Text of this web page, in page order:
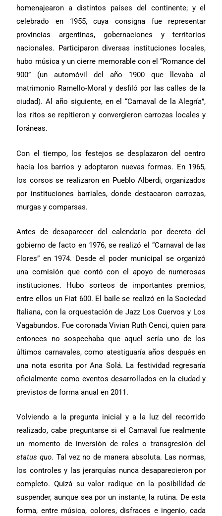
homenajearon a distintos países del continente; y el
celebrado en 1955, cuya consigna fue representar
provincias argentinas, gobernaciones y territorios
nacionales. Participaron diversas instituciones locales,
hubo música y un cierre memorable con el “Romance del
900” (un automóvil del año 1900 que llevaba al
matrimonio Ramello-Moral y desfiló por las calles de la
ciudad). Al año siguiente, en el “Carnaval de la Alegría”,
los ritos se repitieron y convergieron carrozas locales y
foráneas.
Con el tiempo, los festejos se desplazaron del centro
hacia los barrios y adoptaron nuevas formas. En 1965,
los corsos se realizaron en Pueblo Alberdi, organizados
por instituciones barriales, donde destacaron carrozas,
murgas y comparsas.
Antes de desaparecer del calendario por decreto del
gobierno de facto en 1976, se realizó el “Carnaval de las
Flores” en 1974. Desde el poder municipal se organizó
una comisión que contó con el apoyo de numerosas
instituciones. Hubo sorteos de importantes premios,
entre ellos un Fiat 600. El baile se realizó en la Sociedad
Italiana, con la orquestación de Jazz Los Cuervos y Los
Vagabundos. Fue coronada Vivian Ruth Cenci, quien para
entonces no sospechaba que aquel sería uno de los
últimos carnavales, como atestiguaría años después en
una nota escrita por Ana Solá. La festividad regresaría
oficialmente como eventos desarrollados en la ciudad y
previstos de forma anual en 2011.
Volviendo a la pregunta inicial y a la luz del recorrido
realizado, cabe preguntarse si el Carnaval fue realmente
un momento de inversión de roles o transgresión del
status quo. Tal vez no de manera absoluta. Las normas,
los controles y las jerarquías nunca desaparecieron por
completo. Quizá su valor radique en la posibilidad de
suspender, aunque sea por un instante, la rutina. De esta
forma, entre música, colores, disfraces e ingenio, cada